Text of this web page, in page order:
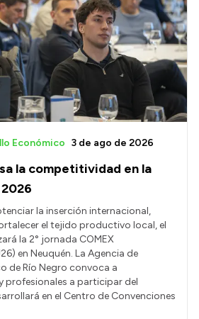
la competitividad en la
Económico 3 de ago de 2026
la inserción internacional,
el tejido productivo local, el
la 2° jornada COMEX
en Neuquén. La Agencia de
de Río Negro convoca a
profesionales a participar del
en el Centro de Convenciones